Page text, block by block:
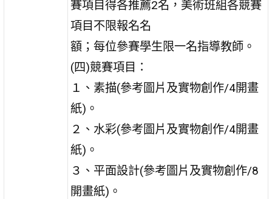
賽項目得各推薦2名，美術班組各競賽
項目不限報名名
額；每位參賽學生限一名指導教師。
(四)競賽項目：
１、素描(參考圖片及實物創作/4開畫
紙)。
２、水彩(參考圖片及實物創作/4開畫
紙)。
３、平面設計(參考圖片及實物創作/8
開畫紙)。